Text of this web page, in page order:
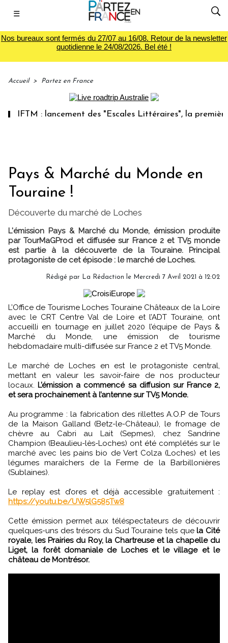
☰
Nos bureaux sont fermés du 27/07 au 16/08. Retour de la newsletter
quotidienne le 24/08/2026. Bel été !
Accueil > Partez en France
IFTM : lancement des "Escales Littéraires", la première
Pays & Marché du Monde en
Touraine !
Découverte du marché de Loches
L'émission Pays & Marché du Monde, émission produite
par TourMaGProd et diffusée sur France 2 et TV5 monde
est partie à la découverte de la Touraine. Principal
protagoniste de cet épisode : le marché de Loches.
Rédigé par La Rédaction le Mercredi 7 Avril 2021 à 12:02
L’Office de Tourisme Loches Touraine Châteaux de la Loire
avec le CRT Centre Val de Loire et l’ADT Touraine, ont
accueilli en tournage en juillet 2020 l’équipe de Pays &
Marché du Monde, une émission de tourisme
hebdomadaire multi-diffusée sur France 2 et TV5 Monde.
Le marché de Loches en est le protagoniste central,
mettant en valeur les savoir-faire de nos producteur
locaux. L’émission a commencé sa diffusion sur France 2,
et sera prochainement à l’antenne sur TV5 Monde.
Au programme : la fabrication des rillettes A.O.P de Tours
de la Maison Galland (Betz-le-Château), le fromage de
chèvre au Cabri au Lait (Sepmes), chez Sandrine
Champion (Beaulieu-lès-Loches) ont été complétés sur le
marché avec les pains bio de Vert Colza (Loches) et les
légumes maraîchers de la Ferme de la Barbillonières
(Sublaines).
Le replay est d’ores et déjà accessible gratuitement :
https://youtu.be/UW5lG585Tw8
Cette émission permet aux téléspectateurs de découvrir
quelques-uns des trésors du Sud Touraine tels quela Cité
royale, les Prairies du Roy, la Chartreuse et la chapelle du
Liget, la forêt domaniale de Loches et le village et le
château de Montrésor.